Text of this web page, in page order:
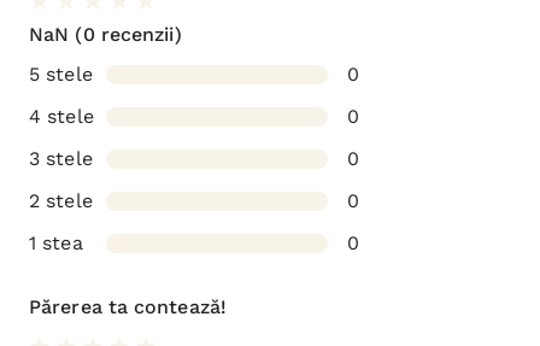
NaN (0 recenzii)
5 stele
0
4 stele
0
3 stele
0
2 stele
0
1 stea
0
Părerea ta contează!